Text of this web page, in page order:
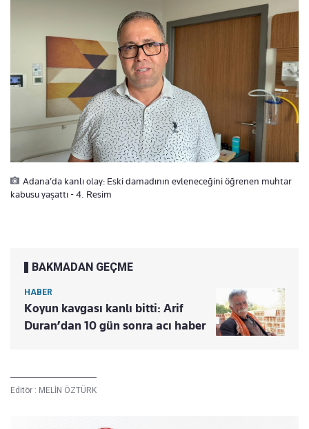
Adana’da kanlı olay: Eski damadının evleneceğini öğrenen muhtar
kabusu yaşattı - 4. Resim
BAKMADAN GEÇME
HABER
Koyun kavgası kanlı bitti: Arif
Duran’dan 10 gün sonra acı haber
Editör : MELİN ÖZTÜRK